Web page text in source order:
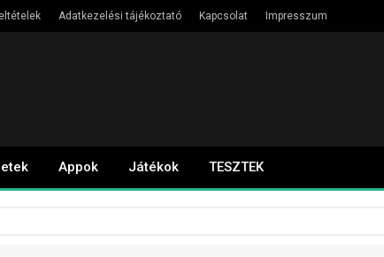
Adatkezelési tájékoztató Kapcsolat Impresszum
Appok Játékok TESZTEK